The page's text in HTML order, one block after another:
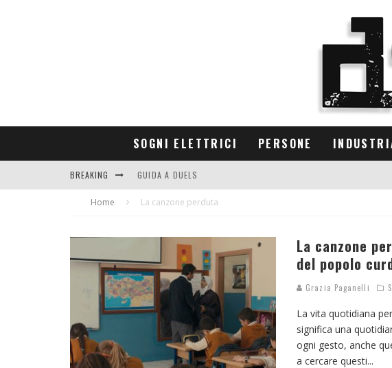
SOGNI ELETTRICI PERSONE
BREAKING GUIDA A DUELS
CONTRIBUTORS
Home La canzone perduta
La canzone
del popolo
Grazia Paganelli
La vita quotidiana
significa una
ogni gesto, anche
a cercare questi...